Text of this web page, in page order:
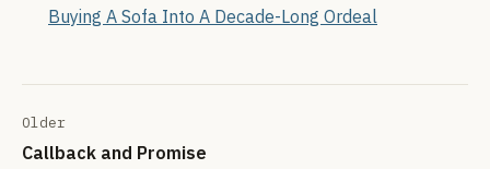
Buying A Sofa Into A Decade-Long Ordeal
Older
Callback and Promise